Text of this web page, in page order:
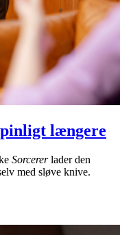
længere
Sorcererlader den
med sløve knive.